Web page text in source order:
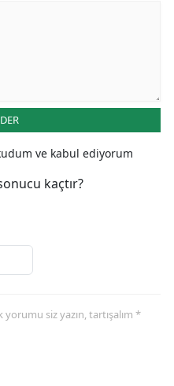
ve kabul ediyorum
kaçtır?
siz yazın, tartışalım *